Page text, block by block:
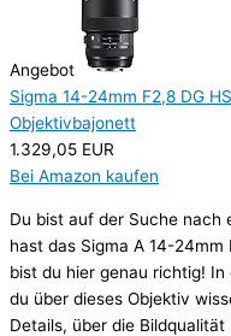
Angebot
Sigma 14-24mm F2,8 DG
Objektivbajonett
1.329,05 EUR
Bei Amazon kaufen
Du bist auf der Suche nach
hast das Sigma A 14-24mm
bist du hier genau richtig!
du über dieses Objektiv
Details, über die